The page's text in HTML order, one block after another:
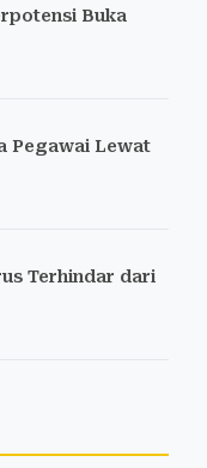
Buka
Pegawai Lewat
Terhindar dari